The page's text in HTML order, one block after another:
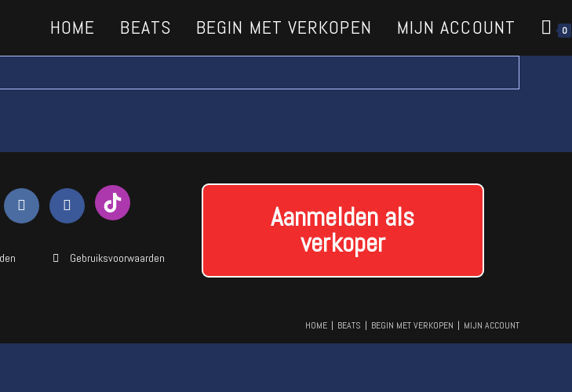
HOME BEATS BEGIN MET VERKOPEN MIJN ACCOUNT 0
Gebruiksvoorwaarden
Aanmelden als
verkoper
HOME BEATS BEGIN MET VERKOPEN MIJN ACCOUNT